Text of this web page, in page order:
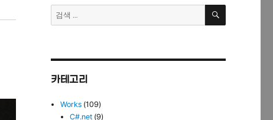
검
색:
검
카테고리
Works (109)
C#.net (9)